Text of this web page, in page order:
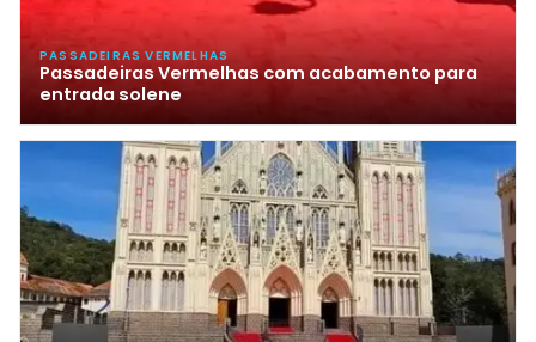
PASSADEIRAS VERMELHAS
Passadeiras Vermelhas com acabamento para
entrada solene